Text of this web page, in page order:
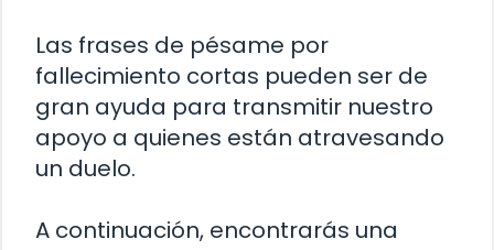
Las frases de pésame por
fallecimiento cortas pueden ser de
gran ayuda para transmitir nuestro
apoyo a quienes están atravesando
un duelo.
A continuación, encontrarás una